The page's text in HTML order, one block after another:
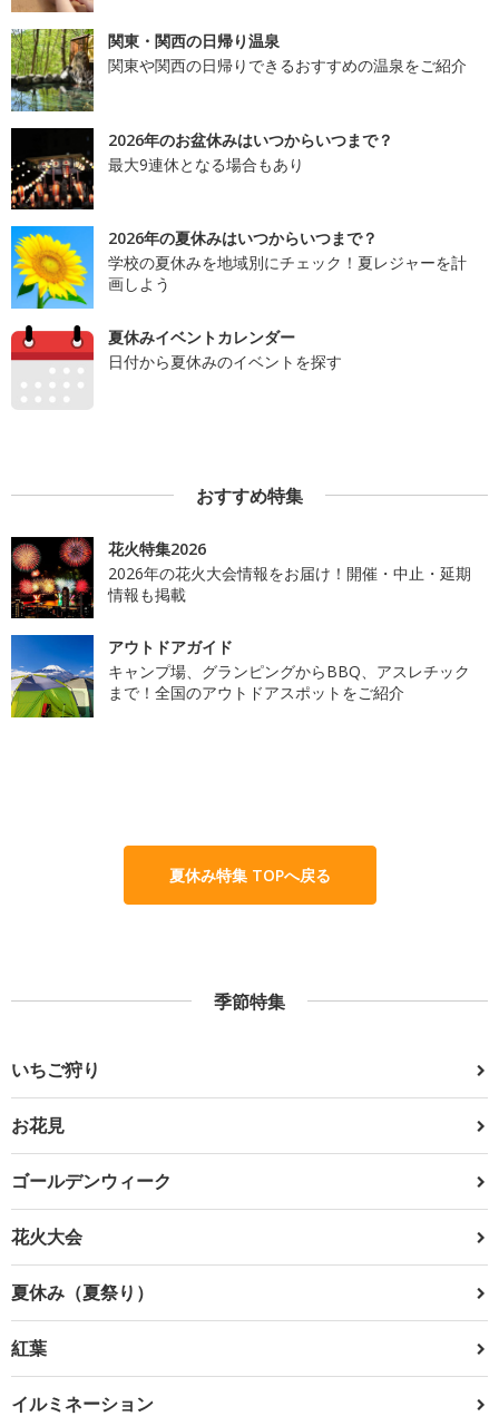
関東・関西の日帰り温泉
関東や関西の日帰りできるおすすめの温泉をご紹介
2026年のお盆休みはいつからいつまで？
最大9連休となる場合もあり
2026年の夏休みはいつからいつまで？
学校の夏休みを地域別にチェック！夏レジャーを計
画しよう
夏休みイベントカレンダー
日付から夏休みのイベントを探す
おすすめ特集
花火特集2026
2026年の花火大会情報をお届け！開催・中止・延期
情報も掲載
アウトドアガイド
キャンプ場、グランピングからBBQ、アスレチック
まで！全国のアウトドアスポットをご紹介
夏休み特集 TOPへ戻る
季節特集
いちご狩り
お花見
ゴールデンウィーク
花火大会
夏休み（夏祭り）
紅葉
イルミネーション